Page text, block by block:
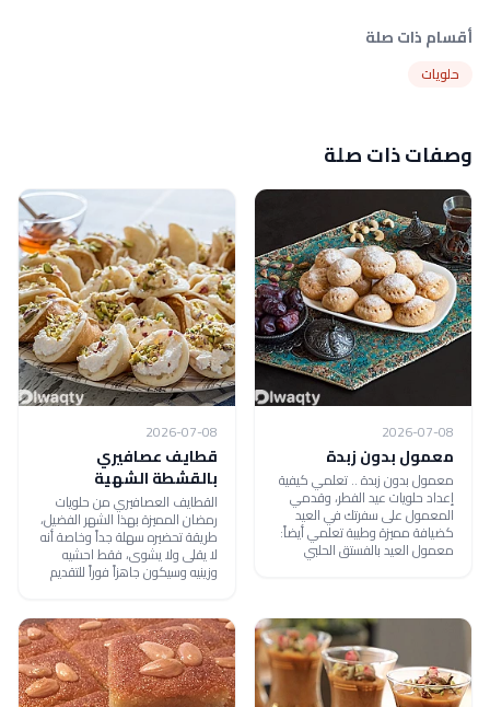
أقسام ذات صلة
حلويات
وصفات ذات صلة
2026-07-08
معمول بدون زبدة
معمول بدون زبدة .. تعلمي كيفية
إعداد حلويات عيد الفطر، وقدمي
المعمول على سفرتك في العيد
كضيافة مميزة وطيبة تعلمي أيضاً:
معمول العيد بالفستق الحلبي
2026-07-08
قطايف عصافيري
بالقشطة الشهية
القطايف العصافيري من حلويات
رمضان المميزة بهذا الشهر الفضيل،
طريقة تحضيره سهلة جداً وخاصة أنه
لا يقلى ولا يشوى، فقط احشيه
وزينيه وسيكون جاهزاً فوراً للتقديم